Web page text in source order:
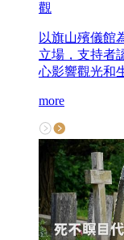
觀
以旗山殯儀館
立場，支持者
心影響觀光和
more